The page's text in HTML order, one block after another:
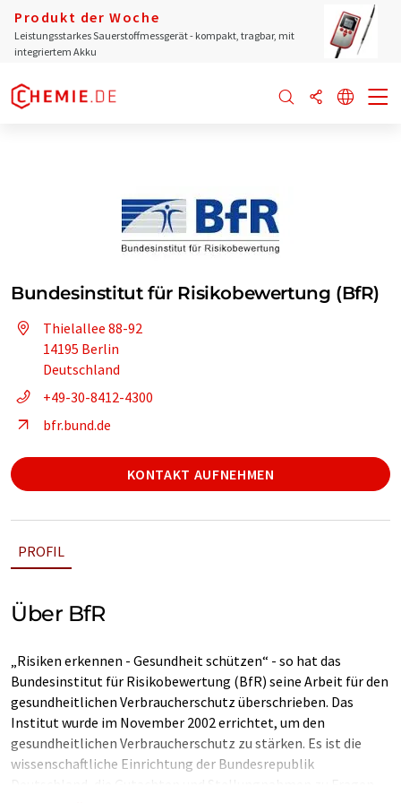
Produkt der Woche
Leistungsstarkes Sauerstoffmessgerät - kompakt, tragbar, mit
integriertem Akku
Bundesinstitut für Risikobewertung (BfR)
Thielallee 88-92
14195 Berlin
Deutschland
+49-30-8412-4300
bfr.bund.de
KONTAKT AUFNEHMEN
PROFIL
Über BfR
„Risiken erkennen - Gesundheit schützen“ - so hat das
Bundesinstitut für Risikobewertung (BfR) seine Arbeit für den
gesundheitlichen Verbraucherschutz überschrieben. Das
Institut wurde im November 2002 errichtet, um den
gesundheitlichen Verbraucherschutz zu stärken. Es ist die
wissenschaftliche Einrichtung der Bundesrepublik